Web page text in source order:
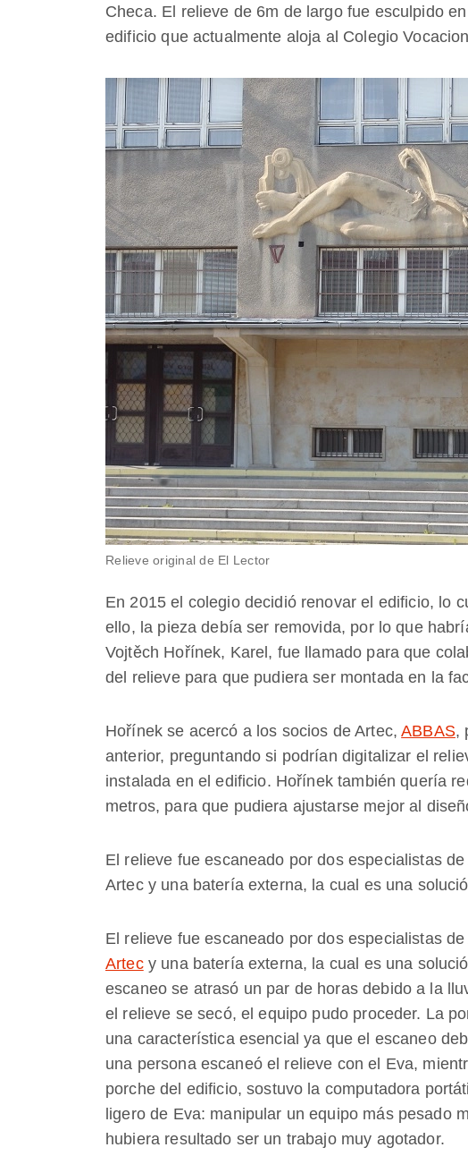
Checa. El relieve de 6m de largo fue esculpido
edificio que actualmente aloja al Colegio
Relieve original de El Lector
En 2015 el colegio decidió renovar el edificio, lo
ello, la pieza debía ser removida, por lo que
Vojtěch Hořínek, Karel, fue llamado para que
del relieve para que pudiera ser montada en la
Hořínek se acercó a los socios de Artec,ABBAS,
anterior, preguntando si podrían digitalizar el
instalada en el edificio. Hořínek también quería
metros, para que pudiera ajustarse mejor al
El relieve fue escaneado por dos especialistas
Artec y una batería externa, la cual es una
El relieve fue escaneado por dos especialistas
Artecy una batería externa, la cual es una
escaneo se atrasó un par de horas debido a la
el relieve se secó, el equipo pudo proceder. La
una característica esencial ya que el escaneo
una persona escaneó el relieve con el Eva,
porche del edificio, sostuvo la computadora
ligero de Eva: manipular un equipo más pesado
hubiera resultado ser un trabajo muy agotador.